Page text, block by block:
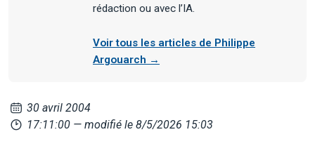
rédaction ou avec l’IA.
Voir tous les articles de Philippe
Argouarch →
30 avril 2004
17:11:00 — modifié le 8/5/2026 15:03